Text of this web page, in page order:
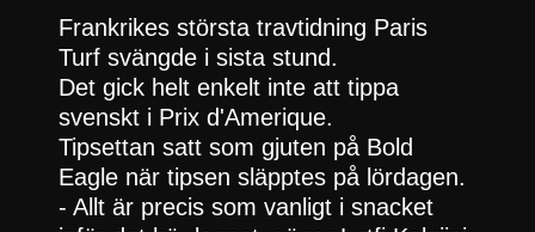
Frankrikes största travtidning Paris
Turf svängde i sista stund.
Det gick helt enkelt inte att tippa
svenskt i Prix d'Amerique.
Tipsettan satt som gjuten på Bold
Eagle när tipsen släpptes på lördagen.
- Allt är precis som vanligt i snacket